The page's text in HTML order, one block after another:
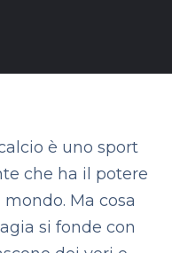
è uno sport
che ha il potere
Ma cosa
si fonde con